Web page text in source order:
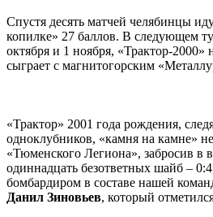
Спустя десять матчей челябинцы
копилке» 27 баллов. В следующем
октября и 1 ноября, «Трактор-2000»
сыграет с магнитогорским
«Трактор» 2001 года рождения,
одноклубников, «камня на камне»
«Тюменского Легиона», забросив в
одиннадцать безответных шайб –
бомбардиром в составе нашей
Данил Зиновьев, который